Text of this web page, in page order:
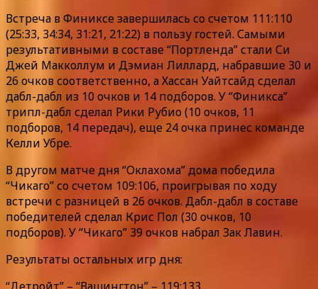
Встреча в Финиксе завершилась со счетом 111:110
(25:33, 34:34, 31:21, 21:22) в пользу гостей. Самыми
результативными в составе “Портленда” стали Си
Джей Макколлум и Дэмиан Лиллард, набравшие 30 и
26 очков соответственно, а Хассан Уайтсайд сделал
дабл-дабл из 10 очков и 14 подборов. У “Финикса”
трипл-дабл сделал Рики Рубио (10 очков, 11
подборов, 14 передач), еще 24 очка принес команде
Келли Убре.
В другом матче дня “Оклахома” дома победила
“Чикаго” со счетом 109:106, проигрывая по ходу
встречи с разницей в 26 очков. Дабл-дабл в составе
победителей сделал Крис Пол (30 очков, 10
подборов). У “Чикаго” 39 очков набрал Зак Лавин.
Результаты остальных игр дня: